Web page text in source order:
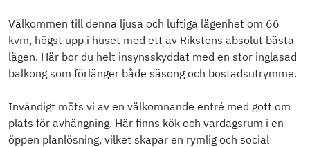
Välkommen till denna ljusa och luftiga lägenhet om 66
kvm, högst upp i huset med ett av Rikstens absolut bästa
lägen. Här bor du helt insynsskyddat med en stor inglasad
balkong som förlänger både säsong och bostadsutrymme.
Invändigt möts vi av en välkomnande entré med gott om
plats för avhängning. Här finns kök och vardagsrum i en
öppen planlösning, vilket skapar en rymlig och social